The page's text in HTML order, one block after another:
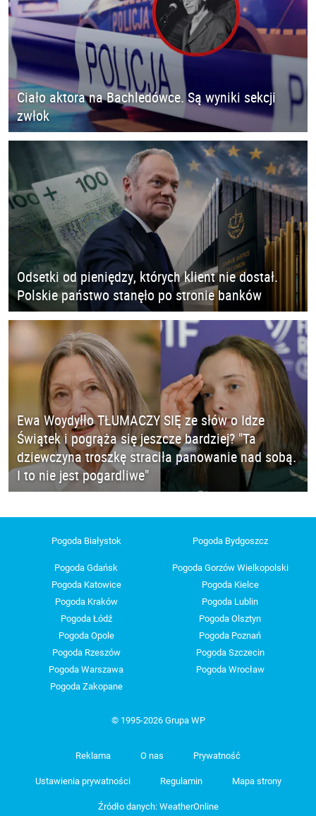
Ciało aktora na Bachledówce. Są wyniki sekcji
zwłok
Odsetki od pieniędzy, których klient nie dostał.
Polskie państwo stanęło po stronie banków
Ewa Woydyłło TŁUMACZY SIĘ ze słów o Idze
Świątek i pogrąża się jeszcze bardziej? "Ta
dziewczyna troszkę straciła panowanie nad sobą.
I to nie jest pogardliwe"
Pogoda Białystok Pogoda Bydgoszcz
Pogoda Gdańsk
Pogoda Gorzów Wielkopolski
Pogoda Katowice
Pogoda Kielce
Pogoda Kraków
Pogoda Lublin
Pogoda Łódź
Pogoda Olsztyn
Pogoda Opole
Pogoda Poznań
Pogoda Rzeszów
Pogoda Szczecin
Pogoda Warszawa
Pogoda Wrocław
Pogoda Zakopane
© 1995-2026 Grupa WP
Reklama O nas Prywatność
Ustawienia prywatności Regulamin Mapa strony
Źródło danych: WeatherOnline